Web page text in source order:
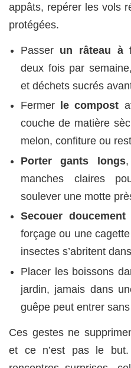
appâts, repérer les vols
protégées.
Passer un râteau à
deux fois par
et déchets sucrés
Fermer
le compost
couche de matière
melon, confiture ou
Porter gants longs,
manches claires
soulever une motte
Secouer doucement
forçage ou une
insectes s’abritent
Placer les boissons
jardin, jamais dans
guêpe peut entrer
Ces gestes ne
et ce n’est pas le